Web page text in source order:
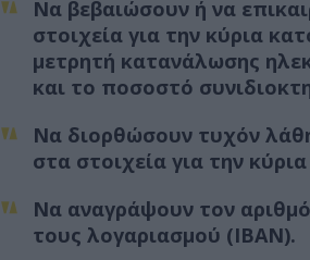
Να βεβαιώσουν ή να
στοιχεία για την κύρια
μετρητή κατανάλωσης
και το ποσοστό
Να διορθώσουν τυχόν
στα στοιχεία για την
Να αναγράψουν τον
τους λογαριασμού (IBAN).